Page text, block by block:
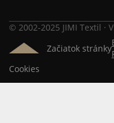
© 2002-2025 JIMI Textil ·
Začiatok stránky
Cookies